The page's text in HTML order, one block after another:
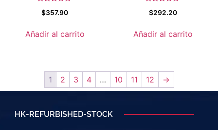
con
$357.90
Añadir al carrito
5.5
$292.20
Añadir al carrito
1 2 3 4 … 10 11 12 →
HK-REFURBISHED-STOCK